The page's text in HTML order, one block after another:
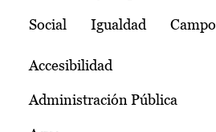
Social Igualdad Campo
Accesibilidad
Administración Pública